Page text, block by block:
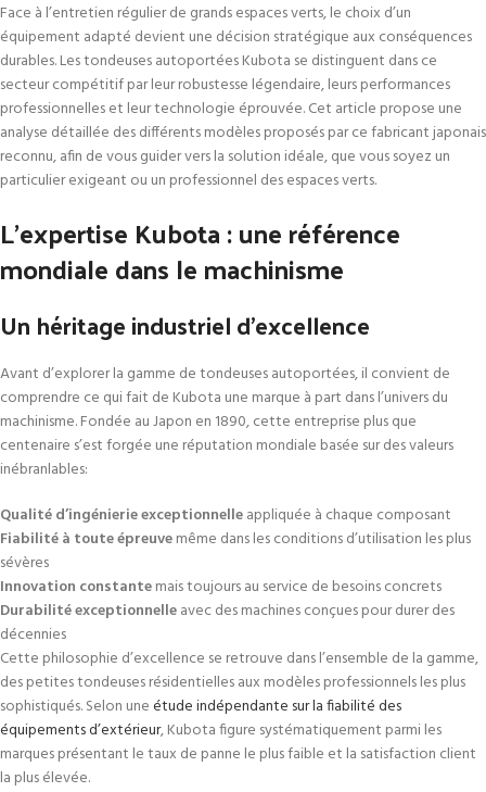
Face à l’entretien régulier de grands espaces verts, le choix d’un
équipement adapté devient une décision stratégique aux conséquences
durables. Les tondeuses autoportées Kubota se distinguent dans ce
secteur compétitif par leur robustesse légendaire, leurs performances
professionnelles et leur technologie éprouvée. Cet article propose une
analyse détaillée des différents modèles proposés par ce fabricant japonais
reconnu, afin de vous guider vers la solution idéale, que vous soyez un
particulier exigeant ou un professionnel des espaces verts.
L’expertise Kubota : une référence
mondiale dans le machinisme
Un héritage industriel d’excellence
Avant d’explorer la gamme de tondeuses autoportées, il convient de
comprendre ce qui fait de Kubota une marque à part dans l’univers du
machinisme. Fondée au Japon en 1890, cette entreprise plus que
centenaire s’est forgée une réputation mondiale basée sur des valeurs
inébranlables:
Qualité d’ingénierie exceptionnelleappliquée à chaque composant
Fiabilité à toute épreuvemême dans les conditions d’utilisation les plus
sévères
Innovation constantemais toujours au service de besoins concrets
Durabilité exceptionnelleavec des machines conçues pour durer des
décennies
Cette philosophie d’excellence se retrouve dans l’ensemble de la gamme,
des petites tondeuses résidentielles aux modèles professionnels les plus
sophistiqués. Selon uneétude indépendante sur la fiabilité des
équipements d’extérieur, Kubota figure systématiquement parmi les
marques présentant le taux de panne le plus faible et la satisfaction client
la plus élevée.